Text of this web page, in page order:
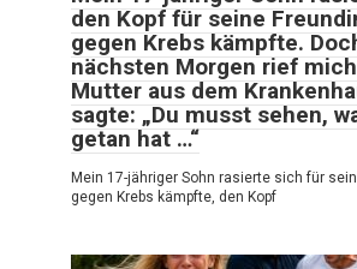
den Kopf für seine
gegen Krebs kämpfte.
nächsten Morgen rief
Mutter aus dem
sagte: „Du musst sehen,
getan hat …“
Mein 17-jähriger Sohn rasierte sich für
gegen Krebs kämpfte, den Kopf